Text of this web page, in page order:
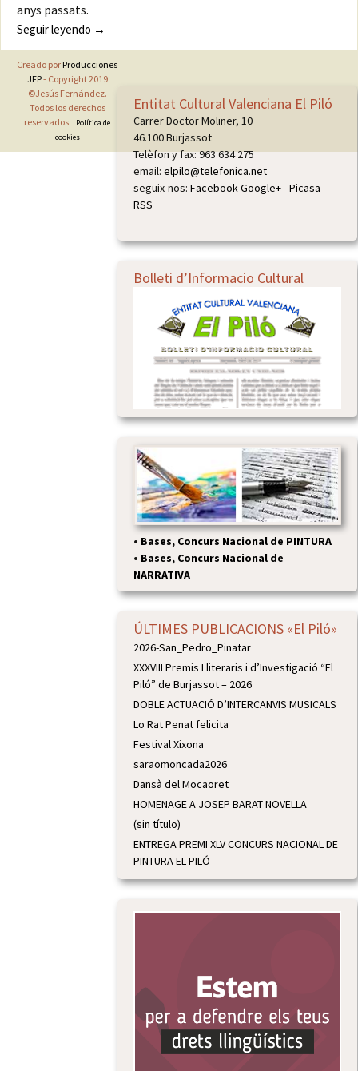
anys passats.
Seguir leyendo SOPAR DE NARRATIVA 2018
→
Entitat Cultural Valenciana El Piló
Carrer Doctor Moliner, 10
46.100 Burjassot
Telèfon y fax: 963 634 275
email: elpilo@telefonica.net
seguix-nos: Facebook-Google+-Picasa-
RSS
Bolleti d’Informacio Cultural
• Bases, Concurs Nacional de PINTURA
• Bases, Concurs Nacional de
NARRATIVA
ÚLTIMES PUBLICACIONS «El Piló»
2026-San_Pedro_Pinatar
XXXVIII Premis Lliteraris i d’Investigació “El
Piló” de Burjassot – 2026
DOBLE ACTUACIÓ D’INTERCANVIS MUSICALS
Lo Rat Penat felicita
Festival Xixona
saraomoncada2026
Dansà del Mocaoret
HOMENAGE A JOSEP BARAT NOVELLA
(sin título)
ENTREGA PREMI XLV CONCURS NACIONAL DE
PINTURA EL PILÓ
Creado por Producciones
JFP- Copyright 2019
©Jesús Fernández.
Todos los derechos
reservados.
Política de
cookies